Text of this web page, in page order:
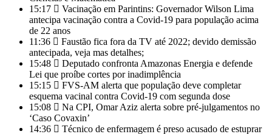
15:17
Vacinação em Parintins: Governador Wilson Lima
antecipa vacinação contra a Covid-19 para população acima
de 22 anos
11:36
Faustão fica fora da TV até 2022; devido demissão
antecipada, veja mas detalhes;
15:48
Deputado confronta Amazonas Energia e defende
Lei que proíbe cortes por inadimplência
15:15
FVS-AM alerta que população deve completar
esquema vacinal contra Covid-19 com segunda dose
15:08
Na CPI, Omar Aziz alerta sobre pré-julgamentos no
‘Caso Covaxin’
14:36
Técnico de enfermagem é preso acusado de estuprar